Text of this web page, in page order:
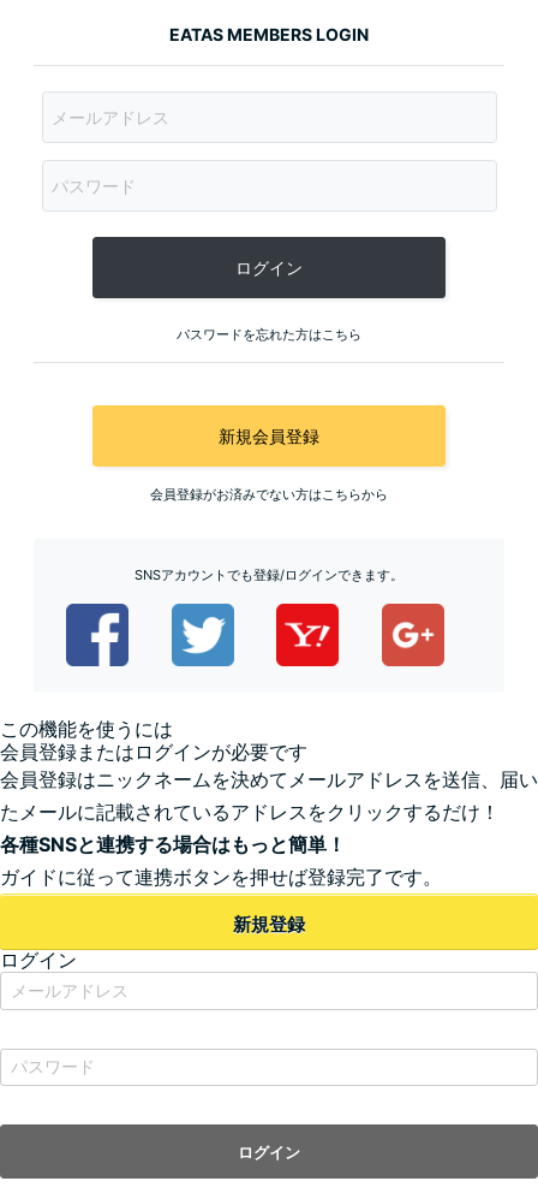
EATAS MEMBERS LOGIN
ログイン
パスワードを忘れた方はこちら
新規会員登録
会員登録がお済みでない方はこちらから
SNSアカウントでも登録/ログインできます。
この機能を使うには
会員登録またはログインが必要です
会員登録はニックネームを決めてメールアドレスを送信、届い
たメールに記載されているアドレスをクリックするだけ！
各種SNSと連携する場合はもっと簡単！
ガイドに従って連携ボタンを押せば登録完了です。
新規登録
ログイン
ログイン